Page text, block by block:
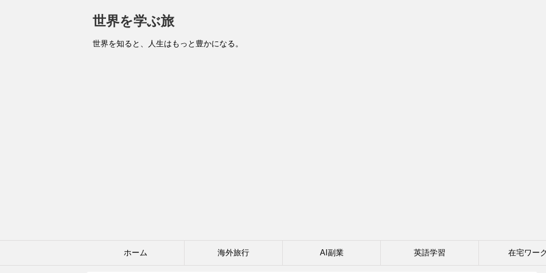
世界を学ぶ旅
世界を知ると、人生はもっと豊かになる。
ホーム 海外旅行 AI副業 英語学習 在宅ワー